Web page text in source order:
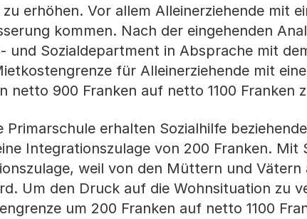
erhöhen. Vor allem Alleinerziehende mit
kommen. Nach der eingehenden
und Sozialdepartment in Absprache mit
für Alleinerziehende mit
netto 900 Franken auf netto 1100 Franken
erhalten Sozialhilfe beziehende
Integrationszulage von 200 Franken. Mit
weil von den Müttern und Vätern
Um den Druck auf die Wohnsituation zu
um 200 Franken auf netto 1100